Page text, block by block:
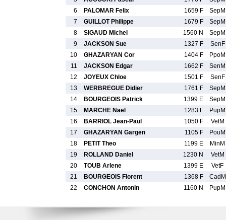
6
PALOMAR Felix 1659 F
SepM
7
GUILLOT Philippe 1679 F
SepM
8
SIGAUD Michel 1560 N
SepM
9
JACKSON Sue 1327 F
SenF
10
GHAZARYAN Cor 1404 F
PpoM
11
JACKSON Edgar 1662 F
SenM
12
JOYEUX Chloe 1501 F
SenF
13
WERBREGUE Didier 1761 F
SepM
14
BOURGEOIS Patrick 1399 E
SepM
15
MARCHE Nael 1283 F
PupM
16
BARRIOL Jean-Paul 1050 F
VetM
17
GHAZARYAN Gargen 1105 F
PouM
18
PETIT Theo 1199 E
MinM
19
ROLLAND Daniel 1230 N
VetM
20
TOUB Arlene 1399 E
VetF
21
BOURGEOIS Florent 1368 F
CadM
22
CONCHON Antonin 1160 N PupM